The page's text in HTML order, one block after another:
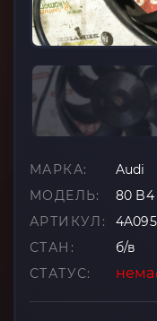
МАРКА:
Audi
МОДЕЛЬ:
80 B4
АРТИКУЛ:
СТАН:
б/в
СТАТУС: